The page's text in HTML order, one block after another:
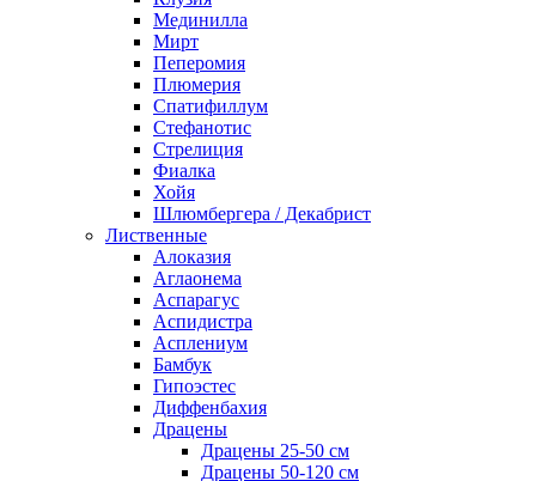
Мединилла
Мирт
Пеперомия
Плюмерия
Спатифиллум
Стефанотис
Стрелиция
Фиалка
Хойя
Шлюмбергера / Декабрист
Лиственные
Алоказия
Аглаонема
Аспарагус
Аспидистра
Асплениум
Бамбук
Гипоэстес
Диффенбахия
Драцены
Драцены 25-50 см
Драцены 50-120 см